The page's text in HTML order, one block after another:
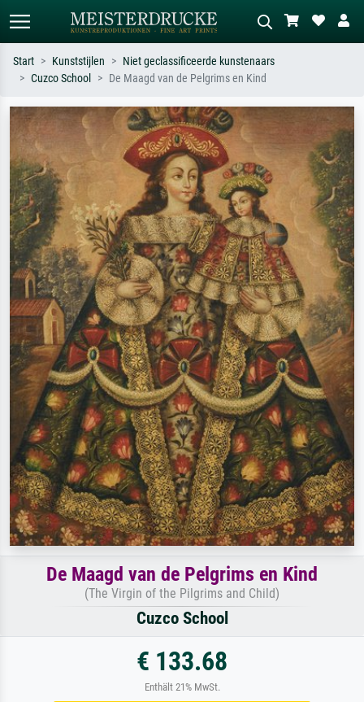
Zoek op kunstenaar, titel of stijl – bijv.
Monet, Sterrennacht, impressionisme,
Hokusai-golf, naakt.
Beschrijf de scène – bijv. groene
weide, abstract met veel rood, donker
olieverfschilderij, staand naakt naast
een boom.
Start Kunststijlen
Niet geclassificeerde kunstenaars
Cuzco School
De Maagd van de Pelgrims en Kind
De Maagd van de Pelgrims en Kind
(The Virgin of the Pilgrims and Child)
Cuzco School
€ 133.68
Enthält 21% MwSt.